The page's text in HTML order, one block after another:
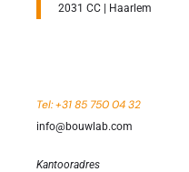
2031 CC | Haarlem
Tel: +31 85 750 04 32
info@bouwlab.com
Kantooradres